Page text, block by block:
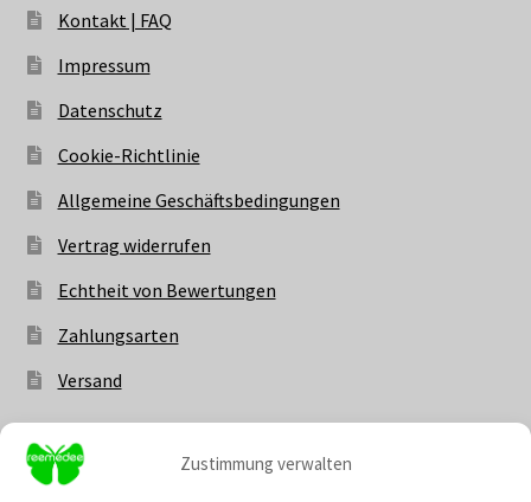
Zustimmung verwalten
Kontakt | FAQ
Impressum
Datenschutz
Cookie-Richtlinie
Allgemeine Geschäftsbedingungen
Vertrag widerrufen
Echtheit von Bewertungen
Zahlungsarten
Versand